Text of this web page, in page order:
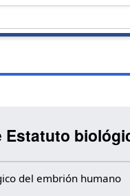
del embrión humano